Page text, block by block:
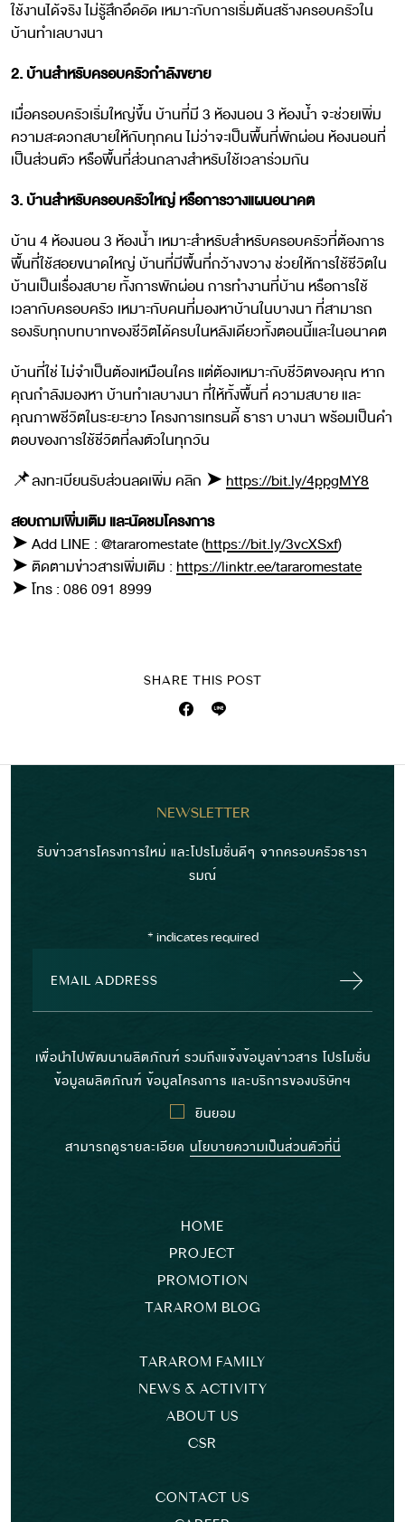
ใช้งานได้จริง ไม่รู้สึกอึดอัด เหมาะกับการเริ่มต้นสร้างครอบครัวใน
บ้านทำเลบางนา
2. บ้านสำหรับครอบครัวกำลังขยาย
เมื่อครอบครัวเริ่มใหญ่ขึ้น บ้านที่มี 3 ห้องนอน 3 ห้องน้ำ จะช่วยเพิ่ม
ความสะดวกสบายให้กับทุกคน ไม่ว่าจะเป็นพื้นที่พักผ่อน ห้องนอนที่
เป็นส่วนตัว หรือพื้นที่ส่วนกลางสำหรับใช้เวลาร่วมกัน
3. บ้านสำหรับครอบครัวใหญ่ หรือการวางแผนอนาคต
บ้าน 4 ห้องนอน 3 ห้องน้ำ เหมาะสำหรับสำหรับครอบครัวที่ต้องการ
พื้นที่ใช้สอยขนาดใหญ่ บ้านที่มีพื้นที่กว้างขวาง ช่วยให้การใช้ชีวิตใน
บ้านเป็นเรื่องสบาย ทั้งการพักผ่อน การทำงานที่บ้าน หรือการใช้
เวลากับครอบครัว เหมาะกับคนที่มองหาบ้านในบางนา ที่สามารถ
รองรับทุกบทบาทของชีวิตได้ครบในหลังเดียวทั้งตอนนี้และในอนาคต
บ้านที่ใช่ ไม่จำเป็นต้องเหมือนใคร แต่ต้องเหมาะกับชีวิตของคุณ หาก
คุณกำลังมองหา บ้านทำเลบางนา ที่ให้ทั้งพื้นที่ ความสบาย และ
คุณภาพชีวิตในระยะยาว โครงการเทรนดี้ ธารา บางนา พร้อมเป็นคำ
ตอบของการใช้ชีวิตที่ลงตัวในทุกวัน
📌ลงทะเบียนรับส่วนลดเพิ่ม คลิก ➤ https://bit.ly/4ppgMY8
สอบถามเพิ่มเติม และนัดชมโครงการ
➤ Add LINE : @tararomestate (https://bit.ly/3vcXSxf)
➤ ติดตามข่าวสารเพิ่มเติม : https://linktr.ee/tararomestate
➤ โทร : 086 091 8999
SHARE THIS POST
NEWSLETTER
รับข่าวสารโครงการใหม่ และโปรโมชั่นดีๆ จากครอบครัวธารา
รมณ์
* indicates required
เพื่อนำไปพัฒนาผลิตภัณฑ์ รวมถึงแจ้งข้อมูลข่าวสาร โปรโมชั่น
ข้อมูลผลิตภัณฑ์ ข้อมูลโครงการ และบริการของบริษัทฯ
ยินยอม
สามารถดูรายละเอียด นโยบายความเป็นส่วนตัวที่นี่
HOME
PROJECT
PROMOTION
TARAROM BLOG
TARAROM FAMILY
NEWS & ACTIVITY
ABOUT US
CSR
CONTACT US